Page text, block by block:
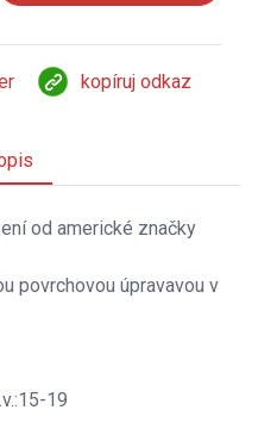
kopíruj odkaz
od americké značky
povrchovou úpravavou v
19